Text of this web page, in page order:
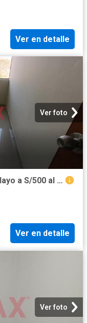
Ver en detalle
Ver foto
Departamento en alquiler en Chiclayo a S/500 al mes
Ver en detalle
Ver foto